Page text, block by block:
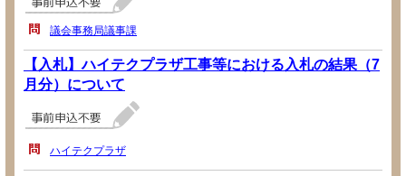
議会事務局議事課
【入札】ハイテクプラザ工事等における入札の結果（7
月分）について
ハイテクプラザ